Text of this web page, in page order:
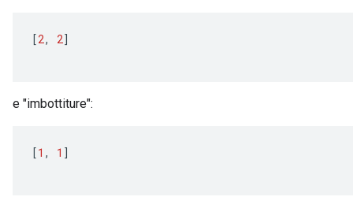
[2, 2]
e "imbottiture":
[1 , 1 ]